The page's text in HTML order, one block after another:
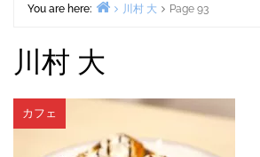
You are here:
川村 大 Page 93
川村 大
カフェ